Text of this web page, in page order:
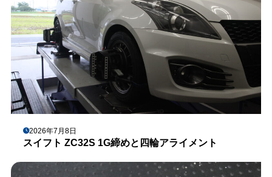
2026年7月8日
スイフト ZC32S 1G締めと四輪アライメント